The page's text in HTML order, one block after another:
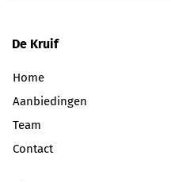
De Kruif
Home
Aanbiedingen
Team
Contact